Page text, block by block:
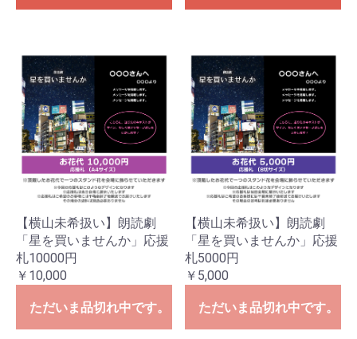
【横山未希扱い】朗読劇
「星を買いませんか」応援
札10000円
￥10,000
ただいま品切れ中です。
【横山未希扱い】朗読劇
「星を買いませんか」応援
札5000円
￥5,000
ただいま品切れ中です。